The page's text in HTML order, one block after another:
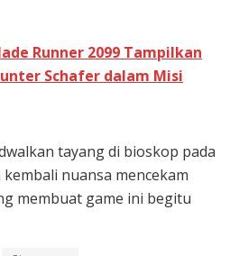
Runner 2099 Tampilkan
Schafer dalam Misi
tayang di bioskop pada
nuansa mencekam
membuat game ini begitu